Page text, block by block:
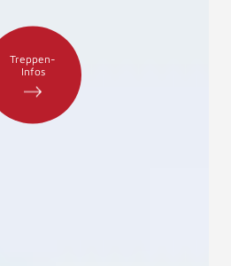
Treppen-
Infos